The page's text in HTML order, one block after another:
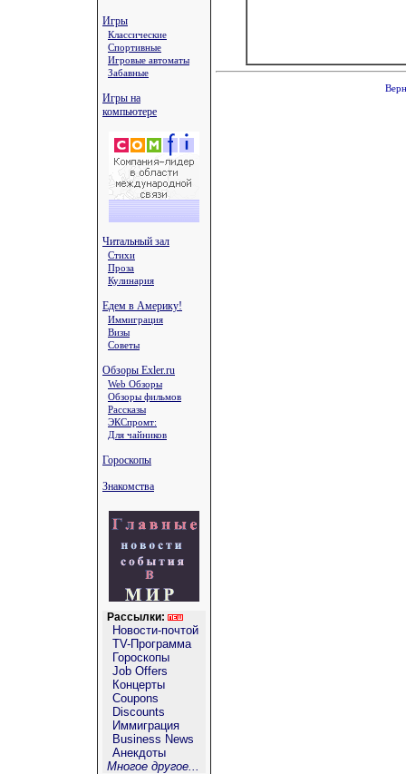
Игры
Классические
Спортивные
Игровые автоматы
Забавные
Игры на
компьютере
Читальный зал
Стихи
Проза
Кулинария
Едем в Америку!
Иммиграция
Визы
Советы
Обзоры Exler.ru
Web Обзоры
Обзоры фильмов
Рассказы
ЭКСпромт:
Для чайников
Гороскопы
Знакомства
Рассылки:
Новости-почтой
TV-Программа
Гороскопы
Job Offers
Концерты
Coupons
Discounts
Иммиграция
Business News
Анекдоты
Многое другое...